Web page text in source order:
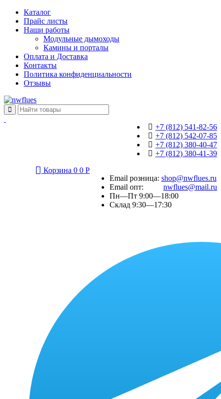
Каталог
Прайс листы
Наши работы
Модульные дымоходы
Камины и порталы
Оплата и Доставка
Контакты
Политика конфиденциальности
Отзывы
+7 (812) 541-82-56
+7 (812) 542-07-85
+7 (812) 380-40-47
+7 (812) 380-41-39
Email розница: shop@nwflues.ru
Email опт: nwflues@mail.ru
Пн—Пт 9:00—18:00
Склад 9:30—17:30
Корзина 0 0 Р